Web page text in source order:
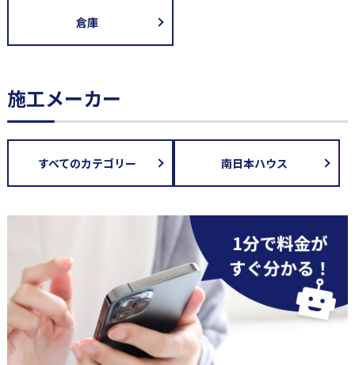
倉庫
施工メーカー
すべてのカテゴリー 南日本ハウス